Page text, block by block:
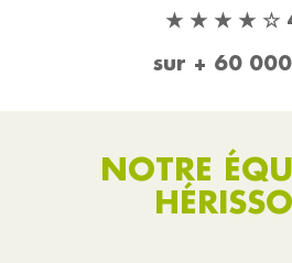
★ ★ ★ ★ ☆
sur + 60
NOTRE